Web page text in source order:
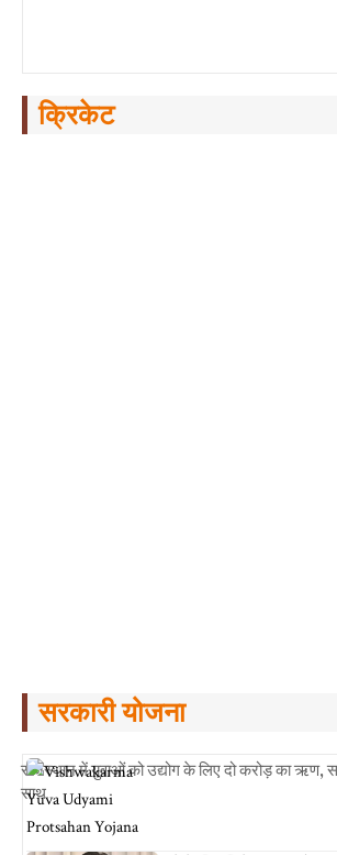
क्रिकेट
सरकारी योजना
राजस्थान में युवाओं को उद्योग के लिए दो करोड़ का ऋण,
साथ